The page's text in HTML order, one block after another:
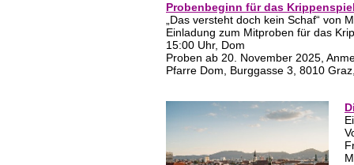
Probenbeginn für das
„Das versteht doch kein Schaf“ von
Einladung zum Mitproben für das
15:00 Uhr, Dom
Proben ab 20. November 2025,
Pfarre Dom, Burggasse 3, 8010